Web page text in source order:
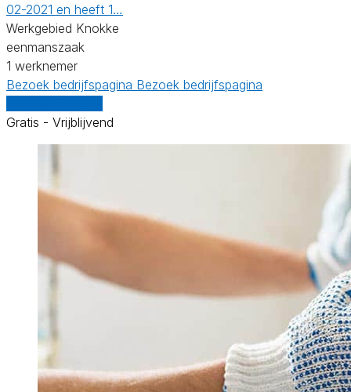
02-2021 en heeft 1…
Werkgebied Knokke
eenmanszaak
1 werknemer
Bezoek bedrijfspagina Bezoek bedrijfspagina
Gratis - Vrijblijvend